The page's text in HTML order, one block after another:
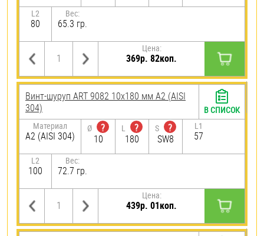
L2
80
Вес:
65.3 гр.
Цена:
369р. 82коп.
Винт-шуруп ART 9082 10х180 мм А2 (AISI
304)
Материал
А2 (AISI 304)
Ø
?
10
L
?
180
S
?
SW8
L1
57
L2
100
Вес:
72.7 гр.
Цена:
439р. 01коп.
В СПИСОК